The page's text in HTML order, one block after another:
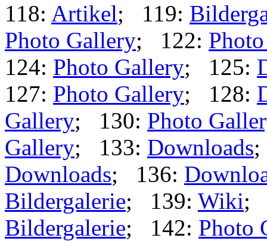
118: Artikel; 119:
Photo Gallery; 122:
124: Photo Gallery; 125:
127: Photo Gallery; 128:
Gallery; 130: Photo
Gallery; 133: Downloads
Downloads; 136:
Bildergalerie; 139: Wiki;
Bildergalerie; 142: Photo